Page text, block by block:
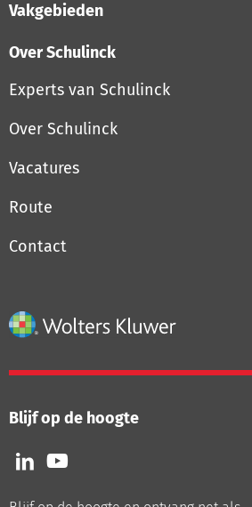
Vakgebieden
Over Schulinck
Experts van Schulinck
Over Schulinck
Vacatures
Route
Contact
Blijf op de hoogte
Volg
ons
Volg
ons